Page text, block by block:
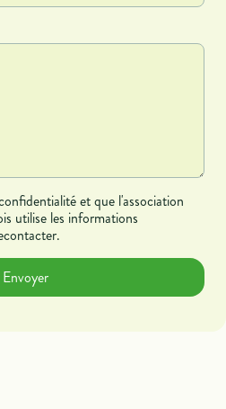
et que l'association
utilise les informations